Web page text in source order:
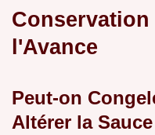
l'Avance
Peut-on
Altérer la